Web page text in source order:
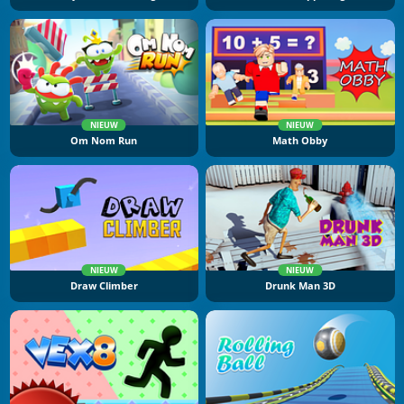
NIEUW
Om Nom Run
NIEUW
Math Obby
NIEUW
Draw Climber
NIEUW
Drunk Man 3D